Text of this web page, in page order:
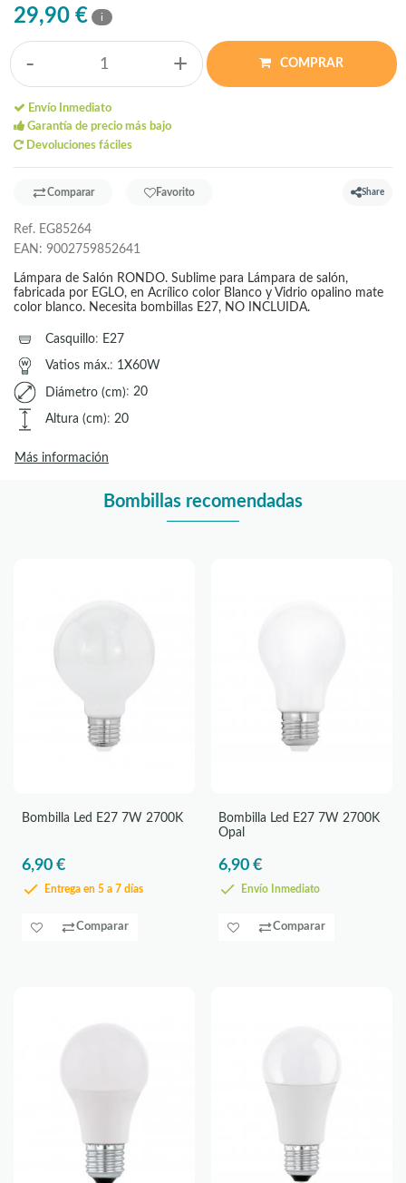
29,90 € i
- + COMPRAR
Envío Inmediato
Garantía de precio más bajo
Devoluciones fáciles
Comparar Favorito Share
Ref. EG85264
EAN: 9002759852641
Lámpara de Salón RONDO. Sublime para Lámpara de salón,
fabricada por EGLO, en Acrílico color Blanco y Vidrio opalino mate
color blanco. Necesita bombillas E27, NO INCLUIDA.
Casquillo: E27
Vatios máx.: 1X60W
Diámetro (cm): 20
Altura (cm): 20
Más información
Bombillas recomendadas
Bombilla Led E27 7W 2700K
6,90 €
Entrega en 5 a 7 días
Comparar
Bombilla Led E27 7W 2700K
Opal
6,90 €
Envío Inmediato
Comparar